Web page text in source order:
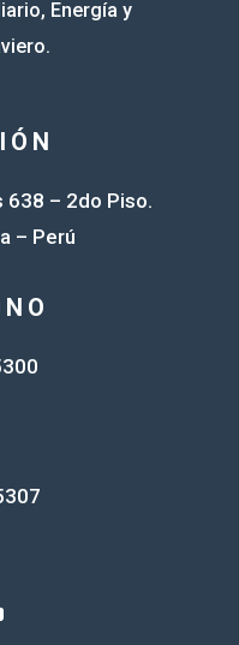
Energía y
638 – 2do Piso.
– Perú